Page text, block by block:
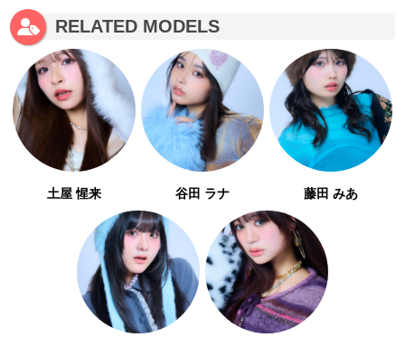
RELATED MODELS
土屋 惺来 谷田 ラナ 藤田 みあ